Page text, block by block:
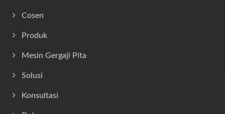
Cosen
Produk
Mesin Gergaji Pita
Solusi
Konsultasi